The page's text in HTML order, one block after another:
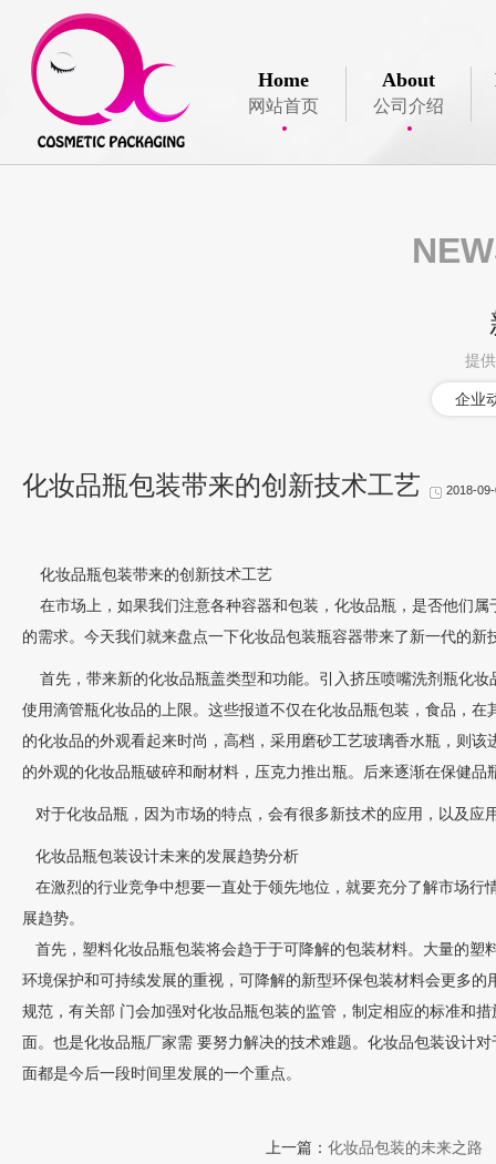
Home
网站首页
About
公司介绍
提
企业
化妆品瓶包装带来的创新技术工艺 2018-
化妆品瓶包装带来的创新技术工艺
在市场上，如果我们注意各种容器和包装，化妆品瓶，是否他们
的需求。今天我们就来盘点一下化妆品包装瓶容器带来了新一代的新
首先，带来新的化妆品瓶盖类型和功能。引入挤压喷嘴洗剂瓶化
使用滴管瓶化妆品的上限。这些报道不仅在化妆品瓶包装，食品，
的化妆品的外观看起来时尚，高档，采用磨砂工艺玻璃香水瓶，则
的外观的化妆品瓶破碎和耐材料，压克力推出瓶。后来逐渐在保健
对于化妆品瓶，因为市场的特点，会有很多新技术的应用，以及应
化妆品瓶包装设计未来的发展趋势分析
在激烈的行业竞争中想要一直处于领先地位，就要充分了解市场行
展趋势。
首先，塑料化妆品瓶包装将会趋于于可降解的包装材料。大量的塑
环境保护和可持续发展的重视，可降解的新型环保包装材料会更多
规范，有关部 门会加强对化妆品瓶包装的监管，制定相应的标准和
面。也是化妆品瓶厂家需 要努力解决的技术难题。化妆品包装设计
面都是今后一段时间里发展的一个重点。
上一篇： 化妆品包装的未来之路